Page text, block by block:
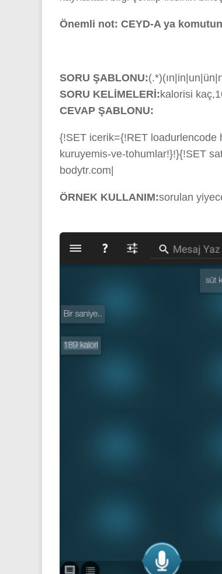
Önemli not: CEYD-A ya
SORU ŞABLONU:
SORU KELİMELERİ:kalorisi
CEVAP ŞABLONU:
{!SET icerik={!RET loadurlencode
kuruyemis-ve-tohumlar!}!}{!SET
bodytr.com|
ÖRNEK KULLANIM:sorulan